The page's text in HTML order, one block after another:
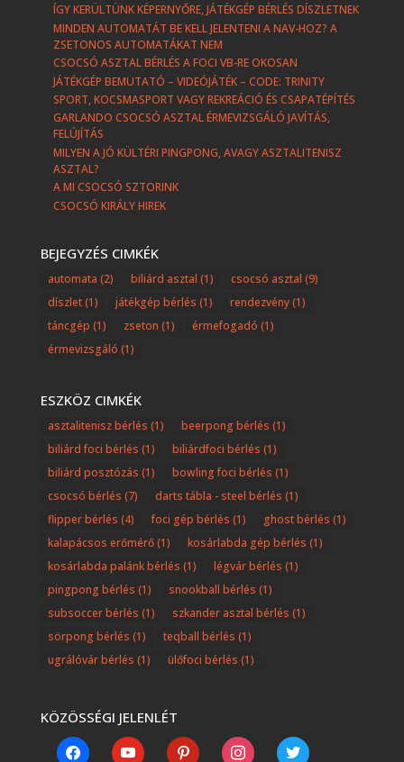
ÍGY KERÜLTÜNK KÉPERNYŐRE, JÁTÉKGÉP BÉRLÉS DÍSZLETNEK
MINDEN AUTOMATÁT BE KELL JELENTENI A NAV-HOZ? A
ZSETONOS AUTOMATÁKAT NEM
CSOCSÓ ASZTAL BÉRLÉS A FOCI VB-RE OKOSAN
JÁTÉKGÉP BEMUTATÓ – VIDEÓJÁTÉK – CODE: TRINITY
SPORT, KOCSMASPORT VAGY REKREÁCIÓ ÉS CSAPATÉPÍTÉS
GARLANDO CSOCSÓ ASZTAL ÉRMEVIZSGÁLÓ JAVÍTÁS,
FELÚJÍTÁS
MILYEN A JÓ KÜLTÉRI PINGPONG, AVAGY ASZTALITENISZ
ASZTAL?
A MI CSOCSÓ SZTORINK
CSOCSÓ KIRÁLY HIREK
BEJEGYZÉS CIMKÉK
automata (2) biliárd asztal (1) csocsó asztal (9)
díszlet(1) játékgép bérlés (1) rendezvény(1)
táncgép (1) zseton (1) érmefogadó (1)
érmevizsgáló (1)
ESZKÖZ CIMKÉK
asztalitenisz bérlés (1) beerpong bérlés (1)
biliárd foci bérlés (1) biliárdfoci bérlés (1)
biliárd posztózás (1) bowling foci bérlés (1)
csocsó bérlés (7) darts tábla - steel bérlés (1)
flipper bérlés (4) foci gép bérlés (1) ghost bérlés (1)
kalapácsos erőmérő(1) kosárlabda gép bérlés (1)
kosárlabda palánk bérlés (1) légvár bérlés (1)
pingpong bérlés (1) snookball bérlés (1)
subsoccer bérlés (1) szkander asztal bérlés (1)
sörpong bérlés (1) teqball bérlés (1)
ugrálóvár bérlés (1) ülőfoci bérlés (1)
KÖZÖSSÉGI JELENLÉT
facebook youtube pinterest instagram twitter